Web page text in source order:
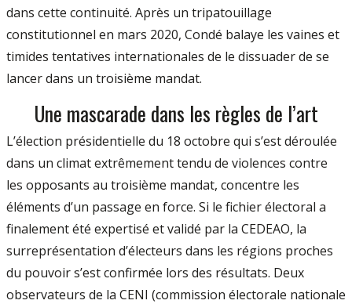
dans cette continuité. Après un tripatouillage
constitutionnel en mars 2020, Condé balaye les vaines et
timides tentatives internationales de le dissuader de se
lancer dans un troisième mandat.
Une mascarade dans les règles de l’art
L’élection présidentielle du 18 octobre qui s’est déroulée
dans un climat extrêmement tendu de violences contre
les opposants au troisième mandat, concentre les
éléments d’un passage en force. Si le fichier électoral a
finalement été expertisé et validé par la CEDEAO, la
surreprésentation d’électeurs dans les régions proches
du pouvoir s’est confirmée lors des résultats. Deux
observateurs de la CENI (commission électorale nationale